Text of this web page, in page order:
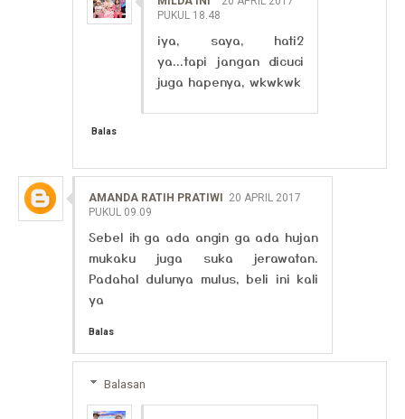
PUKUL 18.48
iya, saya, hati2
ya...tapi jangan dicuci
juga hapenya, wkwkwk
Balas
AMANDA RATIH PRATIWI
20 APRIL 2017
PUKUL 09.09
Sebel ih ga ada angin ga ada hujan
mukaku juga suka jerawatan.
Padahal dulunya mulus, beli ini kali
ya
Balas
Balasan